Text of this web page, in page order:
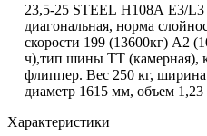
23,5-25 STEEL Н108А E3/L3
диагональная, норма
скорости 199 (13600кг) А2
ч),тип шины ТТ (камерная),
флиппер. Вес 250 кг,
диаметр 1615 мм, объем
Характеристики